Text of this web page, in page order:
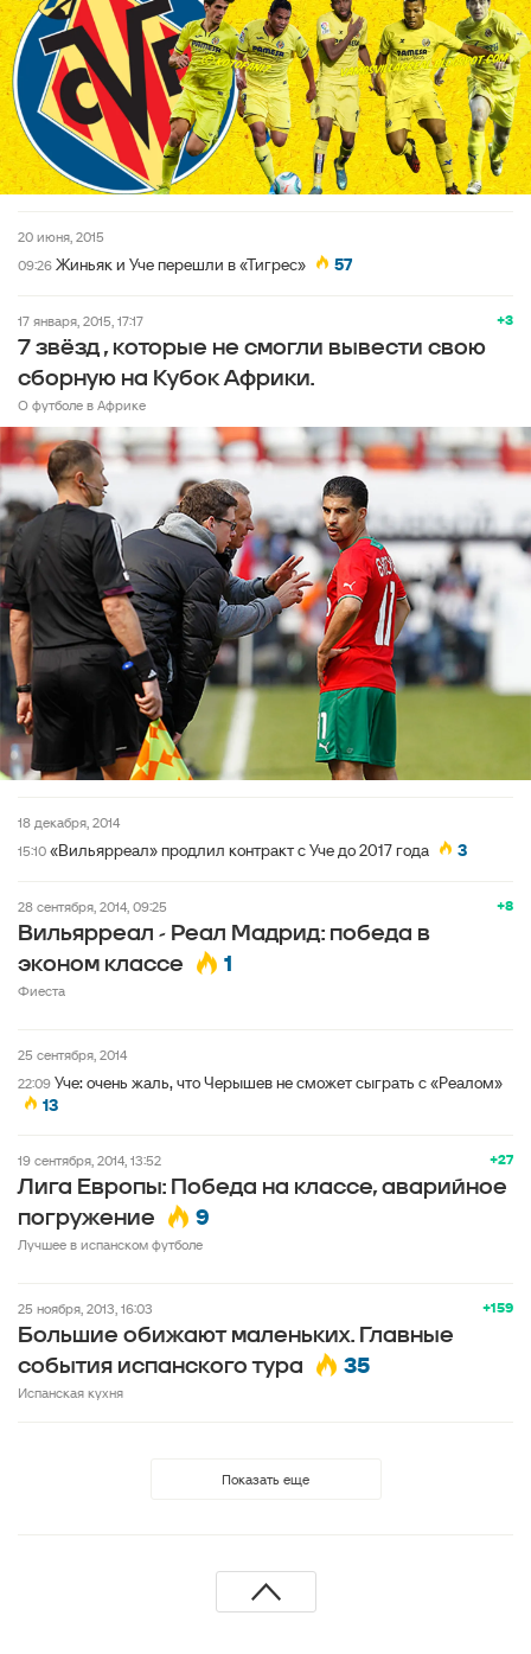
20 июня, 2015
09:26 Жиньяк и Уче перешли в «Тигрес» 57
+3
17 января, 2015, 17:17
7 звёзд , которые не смогли вывести свою
сборную на Кубок Африки.
О футболе в Африке
18 декабря, 2014
15:10 «Вильярреал» продлил контракт с Уче до 2017 года 3
+8
28 сентября, 2014, 09:25
Вильярреал - Реал Мадрид: победа в
эконом классе
1
Фиеста
25 сентября, 2014
22:09 Уче: очень жаль, что Черышев не сможет сыграть с «Реалом»
13
+27
19 сентября, 2014, 13:52
Лига Европы: Победа на классе, аварийное
погружение
9
Лучшее в испанском футболе
+159
25 ноября, 2013, 16:03
Большие обижают маленьких. Главные
события испанского тура
35
Испанская кухня
Показать еще